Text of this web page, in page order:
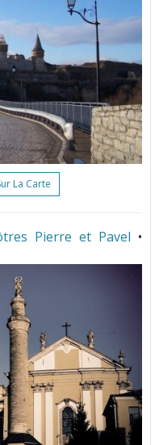
La Carte
Pierre et Pavel •